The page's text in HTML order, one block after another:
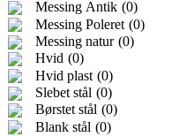
Messing Antik (0)
Messing Poleret (0)
Messing natur (0)
Hvid (0)
Hvid plast (0)
Slebet stål (0)
Børstet stål (0)
Blank stål (0)